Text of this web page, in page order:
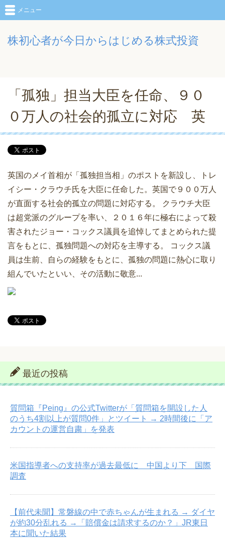
株初心者が今日からはじめる株式投資
メニュー
「孤独」担当大臣を任命、９０
０万人の社会的孤立に対応 英
英国のメイ首相が「孤独担当相」のポストを新設し、トレ
イシー・クラウチ氏を大臣に任命した。英国で９００万人
が直面する社会的孤立の問題に対応する。 クラウチ大臣
は超党派のグループを率い、２０１６年に極右によって殺
害されたジョー・コックス議員を追悼してまとめられた提
言をもとに、孤独問題への対応を主導する。 コックス議
員は生前、自らの経験をもとに、孤独の問題に熱心に取り
組んでいたといい、その活動に敬意...
最近の投稿
質問箱『Peing』の公式Twitterが「質問箱を開設した人
のうち4割以上が質問0件」とツイート → 2時間後に「ア
カウントの運営自粛」を発表
米国指導者への支持率が過去最低に 中国より下 国際
調査
【前代未聞】常磐線の中で赤ちゃんが生まれる → ダイヤ
が約30分乱れる →「賠償金は請求するのか？」JR東日
本に聞いた結果